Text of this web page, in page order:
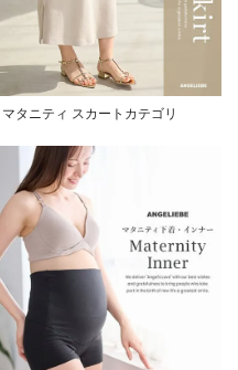
マタニティ スカートカテゴリ